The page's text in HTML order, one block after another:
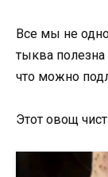
Все мы не
тыква
что можно
Этот овощ